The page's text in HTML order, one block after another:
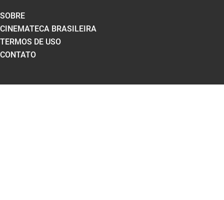
SOBRE
CINEMATECA BRASILEIRA
TERMOS DE USO
CONTATO